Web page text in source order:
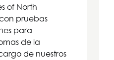
of North
pruebas
para
de la
de nuestros